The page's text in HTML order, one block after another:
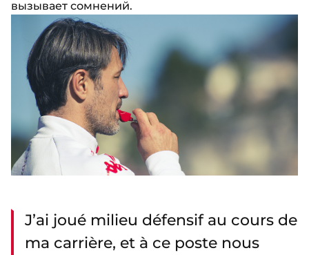
вызывает сомнений.
J’ai joué milieu défensif au cours de
ma carrière, et à ce poste nous